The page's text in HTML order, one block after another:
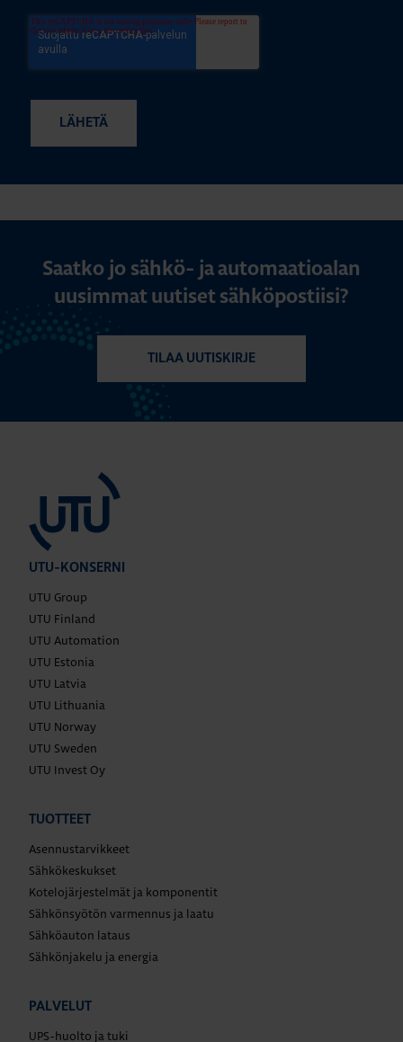
Saatko jo sähkö- ja automaatioalan
uusimmat uutiset sähköpostiisi?
TILAA UUTISKIRJE
UTU-KONSERNI
UTU Group
UTU Finland
UTU Automation
UTU Estonia
UTU Latvia
UTU Lithuania
UTU Norway
UTU Sweden
UTU Invest Oy
TUOTTEET
Asennustarvikkeet
Sähkökeskukset
Kotelojärjestelmät ja komponentit
Sähkönsyötön varmennus ja laatu
Sähköauton lataus
Sähkönjakelu ja energia
PALVELUT
UPS-huolto ja tuki